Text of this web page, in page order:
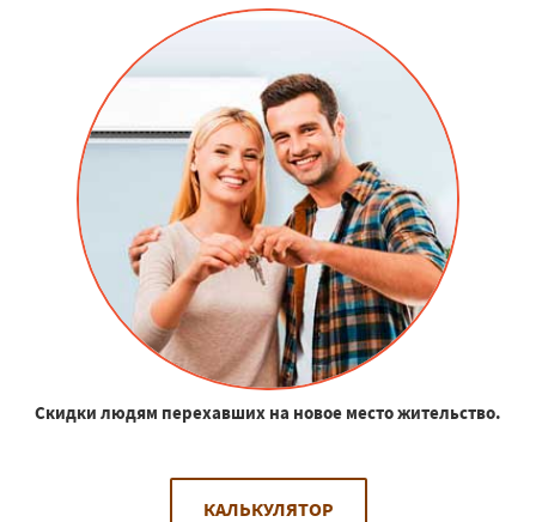
Скидки людям перехавших на новое место жительство.
КАЛЬКУЛЯТОР